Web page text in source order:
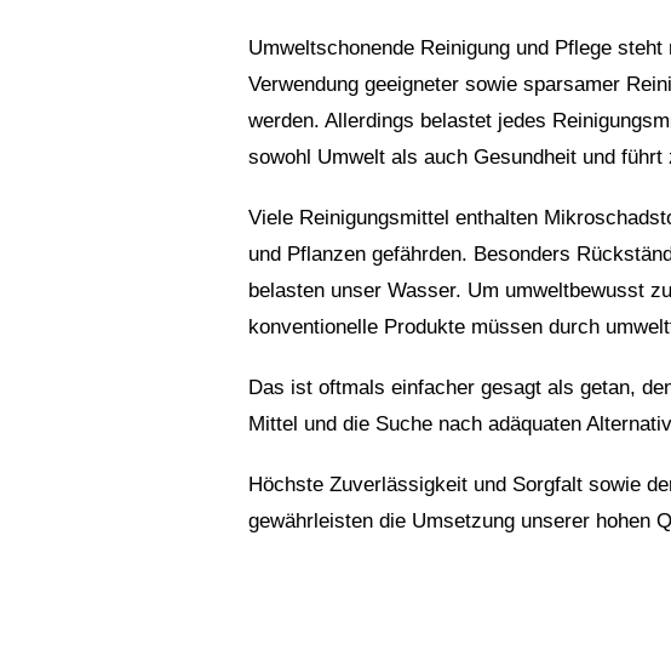
Umweltschonende Reinigung und Pflege
Verwendung geeigneter sowie sparsamer
werden. Allerdings belastet jedes
sowohl Umwelt als auch Gesundheit und führt
Viele Reinigungsmittel enthalten
und Pflanzen gefährden. Besonders
belasten unser Wasser. Um umweltbewusst
konventionelle Produkte müssen durch
Das ist oftmals einfacher gesagt als getan,
Mittel und die Suche nach adäquaten
Höchste Zuverlässigkeit und Sorgfalt sowie
gewährleisten die Umsetzung unserer hohen